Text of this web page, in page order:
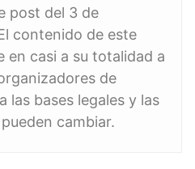
post del 3 de
contenido de este
en casi a su totalidad a
de
las bases legales y las
cambiar.